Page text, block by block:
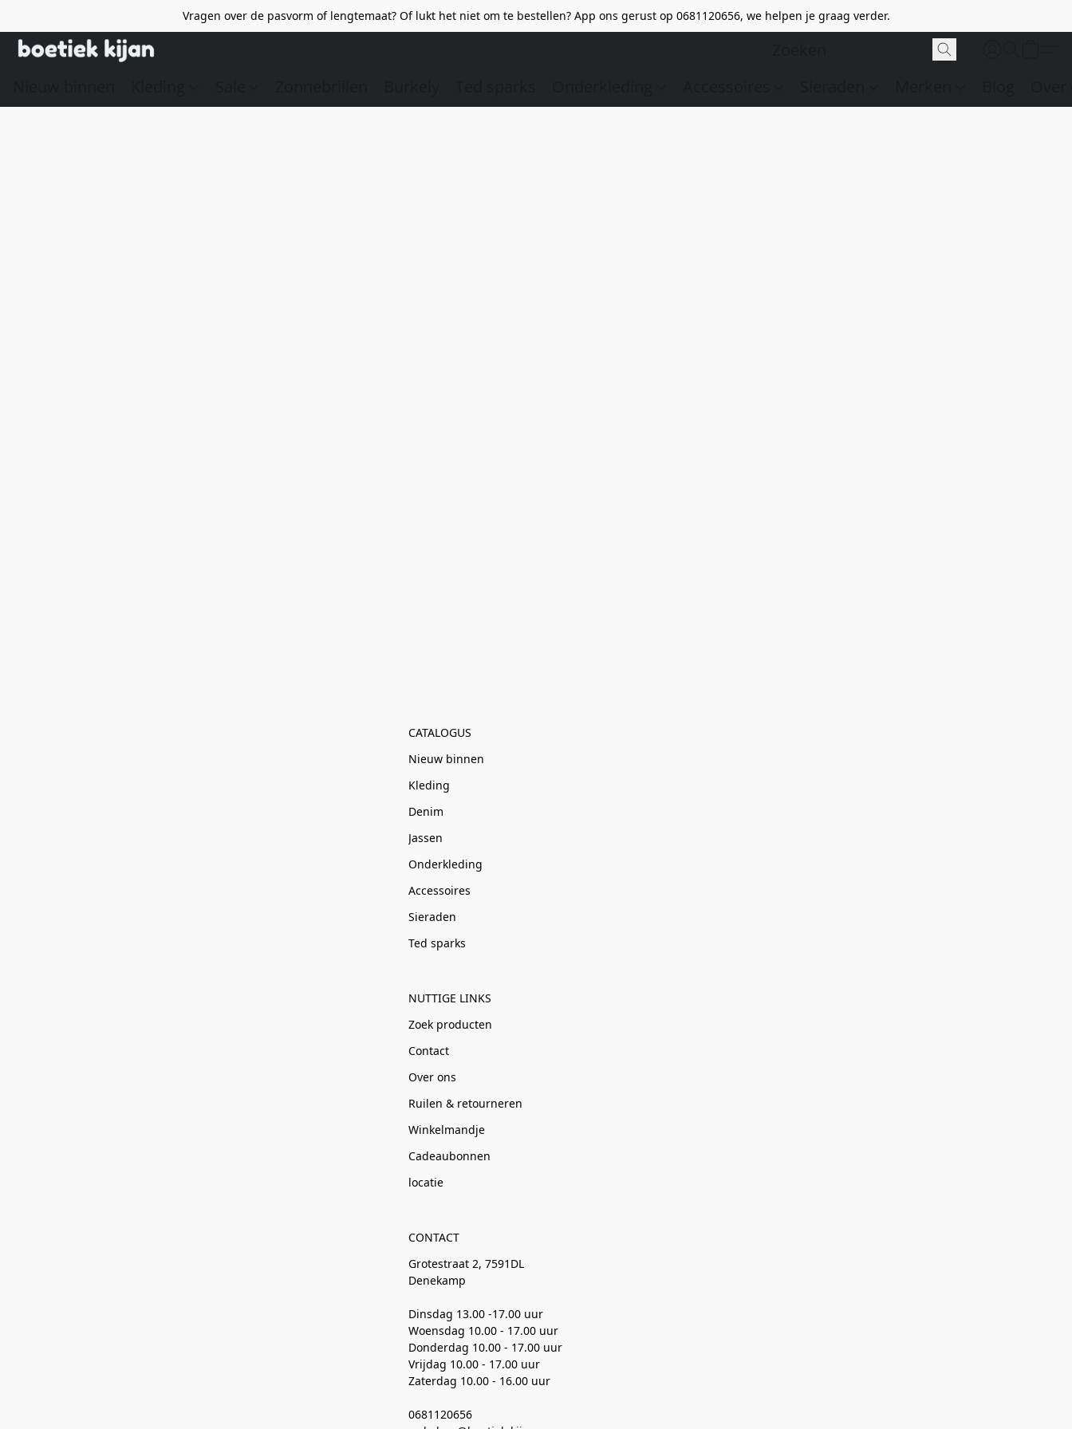
Vragen over de pasvorm of lengtemaat? Of lukt het niet om te bestellen? App ons gerust op 0681120656, we helpen je graag verder.
CATALOGUS
Nieuw binnen
Kleding
Denim
Jassen
Onderkleding
Accessoires
Sieraden
Ted sparks
NUTTIGE LINKS
Zoek producten
Contact
Over ons
Ruilen & retourneren
Winkelmandje
Cadeaubonnen
locatie
CONTACT
Grotestraat 2, 7591DL
Denekamp
Dinsdag 13.00 -17.00 uur
Woensdag 10.00 - 17.00 uur
Donderdag 10.00 - 17.00 uur
Vrijdag 10.00 - 17.00 uur
Zaterdag 10.00 - 16.00 uur
0681120656